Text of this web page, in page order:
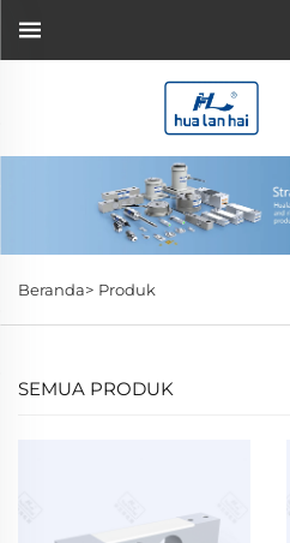
Beranda> Produk
SEMUA PRODUK